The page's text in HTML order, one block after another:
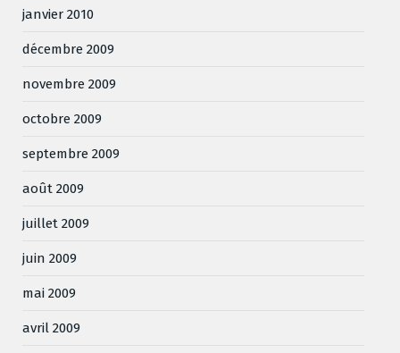
janvier 2010
décembre 2009
novembre 2009
octobre 2009
septembre 2009
août 2009
juillet 2009
juin 2009
mai 2009
avril 2009